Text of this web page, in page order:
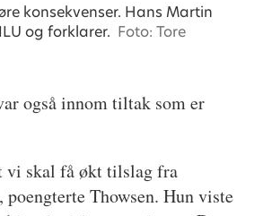
konsekvenser. Hans Martin
og forklarer. Foto: Tore
også innom tiltak som er
vi skal få økt tilslag fra
Thowsen. Hun viste